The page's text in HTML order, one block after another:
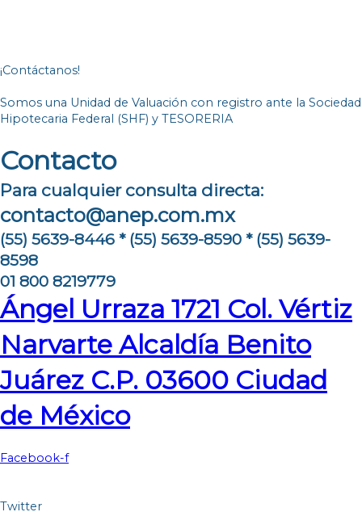
¡Contáctanos!
Somos una Unidad de Valuación con registro ante la Sociedad
Hipotecaria Federal (SHF) y TESORERIA
Contacto
Para cualquier consulta directa:
contacto@anep.com.mx
(55) 5639-8446 * (55) 5639-8590 * (55) 5639-
8598
01 800 8219779
Ángel Urraza 1721 Col. Vértiz
Narvarte Alcaldía Benito
Juárez C.P. 03600 Ciudad
de México
Facebook-f
Twitter